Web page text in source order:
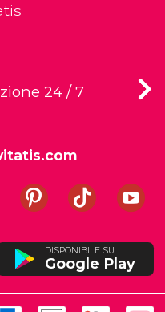
24 / 7
DISPONIBILE SU
Google Play